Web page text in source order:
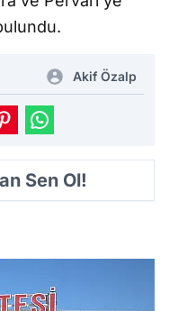
Akif Özalp
Sen Ol!